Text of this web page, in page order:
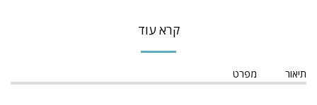
קרא עוד
תיאור מפרט